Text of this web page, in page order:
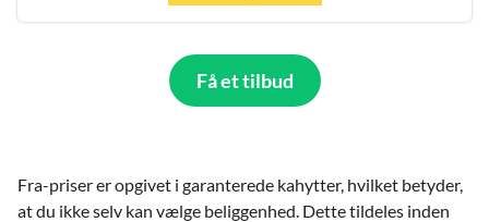
Få et tilbud
Fra-priser er opgivet i garanterede kahytter, hvilket betyder,
at du ikke selv kan vælge beliggenhed. Dette tildeles inden